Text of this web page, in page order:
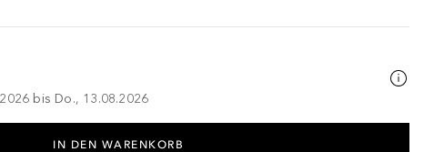
bis Do., 13.08.2026
IN DEN WARENKORB